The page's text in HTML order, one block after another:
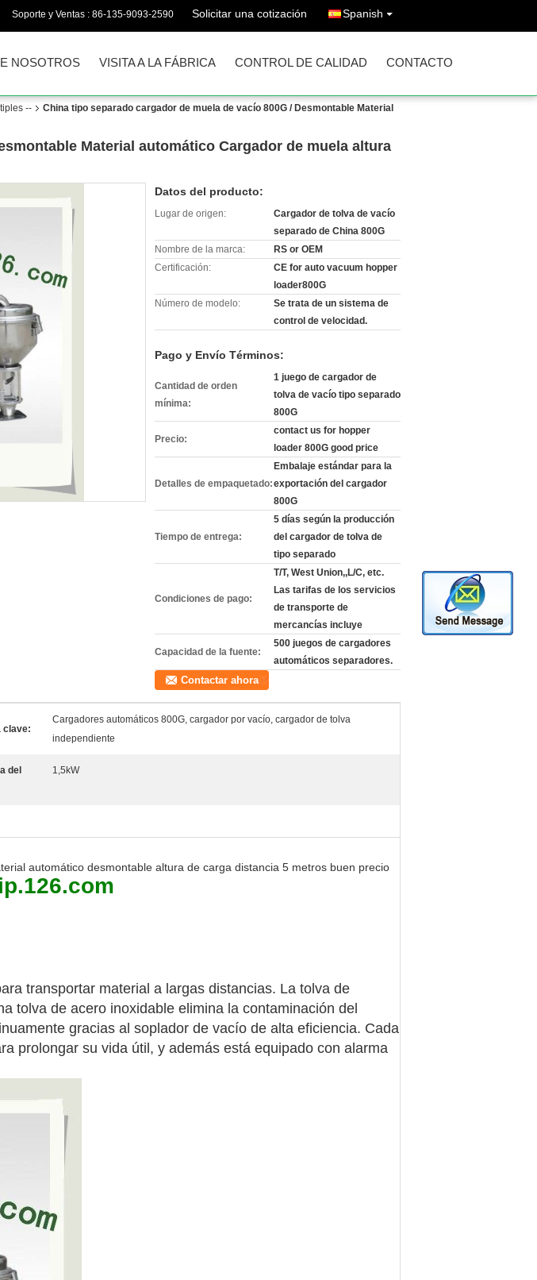
Soporte y Ventas : 86-135-9093-2590 Solicitar una cotización Spanish
NOSOTROS VISITA A LA FÁBRICA CONTROL DE CALIDAD CONTACTO
--
China tipo separado cargador de muela de vacío 800G / Desmontable Material
Material automático Cargador de muela altura
Datos del producto:
Lugar de origen:
Cargador de tolva de vacío
separado de China 800G
Nombre de la marca:
RS or OEM
Certificación:
CE for auto vacuum hopper
loader800G
Número de modelo:
Se trata de un sistema de
control de velocidad.
Pago y Envío Términos:
Cantidad de orden
mínima:
1 juego de cargador de
tolva de vacío tipo separado
800G
Precio:
contact us for hopper
loader 800G good price
Detalles de empaquetado:
Embalaje estándar para la
exportación del cargador
800G
Tiempo de entrega:
5 días según la producción
del cargador de tolva de
tipo separado
Condiciones de pago:
T/T, West Union,,L/C, etc.
Las tarifas de los servicios
de transporte de
mercancías incluye
Capacidad de la fuente:
500 juegos de cargadores
automáticos separadores.
Contactar ahora
clave:
Cargadores automáticos 800G, cargador por vacío, cargador de tolva
independiente
del
1,5kW
automático desmontable altura de carga distancia 5 metros buen precio
transportar material a largas distancias. La tolva de
tolva de acero inoxidable elimina la contaminación del
gracias al soplador de vacío de alta eficiencia. Cada
prolongar su vida útil, y además está equipado con alarma